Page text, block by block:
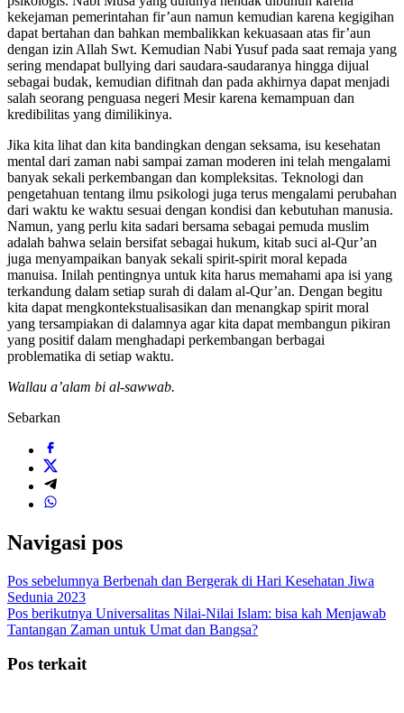
kekejaman pemerintahan fir’aun namun kemudian karena kegigihan
dapat bertahan dan bahkan membalikkan kekuasaan atas fir’aun
dengan izin Allah Swt. Kemudian Nabi Yusuf pada saat remaja yang
sering mendapat bullying dari saudara-saudaranya hingga dijual
sebagai budak, kemudian difitnah dan pada akhirnya dapat menjadi
salah seorang penguasa negeri Mesir karena kemampuan dan
kredibilitas yang dimilikinya.
Jika kita lihat dan kita bandingkan dengan seksama, isu kesehatan
mental dari zaman nabi sampai zaman moderen ini telah mengalami
banyak sekali perkembangan dan kompleksitas. Teknologi dan
pengetahuan tentang ilmu psikologi juga terus mengalami perubahan
dari waktu ke waktu sesuai dengan kondisi dan kebutuhan manusia.
Namun, yang perlu kita sadari bersama sebagai pemuda muslim
adalah bahwa selain bersifat sebagai hukum, kitab suci al-Qur’an
juga menyampaikan banyak sekali spirit-spirit moral kepada
manuisa. Inilah pentingnya untuk kita harus memahami apa isi yang
terkandung dalam setiap surah di dalam al-Qur’an. Dengan begitu
kita dapat mengkontekstualisasikan dan menangkap spirit moral
yang tersampiakan di dalamnya agar kita dapat membangun pikiran
yang positif dalam menghadapi perkembangan berbagai
problematika di setiap waktu.
Wallau a’alam bi al-sawwab.
Sebarkan
Navigasi pos
Pos sebelumnya Berbenah dan Bergerak di Hari Kesehatan Jiwa
Sedunia 2023
Pos berikutnya Universalitas Nilai-Nilai Islam: bisa kah Menjawab
Tantangan Zaman untuk Umat dan Bangsa?
Pos terkait